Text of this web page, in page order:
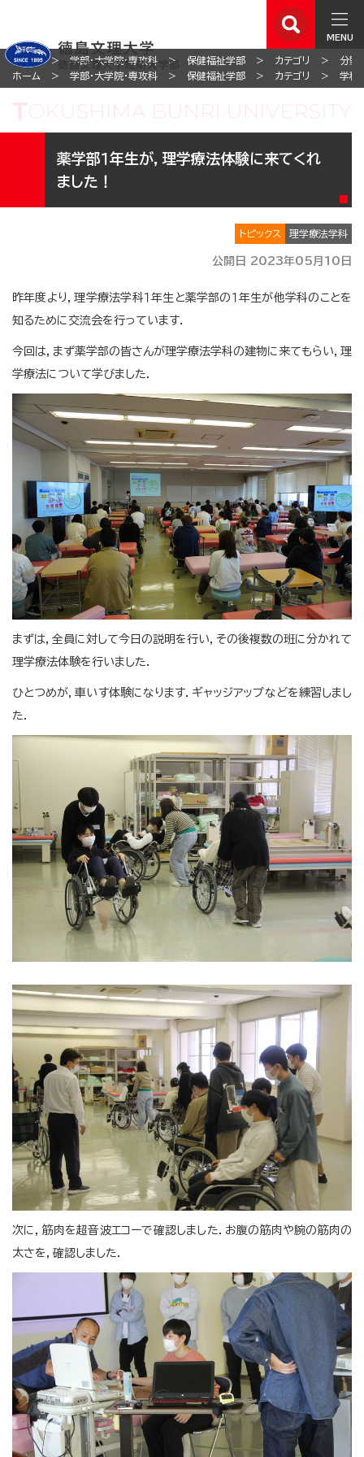
MENU
ホーム 学部・大学院・専攻科 保健福祉学部 カテゴリ
分野
ホーム
学部・大学院・専攻科 保健福祉学部 カテゴリ 学科
薬学部１年生が，理学療法体験に来てくれ
ました！
トピックス 理学療法学科
公開日 2023年05月10日
昨年度より，理学療法学科１年生と薬学部の１年生が他学科のことを
知るために交流会を行っています．
今回は，まず薬学部の皆さんが理学療法学科の建物に来てもらい，理
学療法について学びました．
まずは，全員に対して今日の説明を行い，その後複数の班に分かれて
理学療法体験を行いました．
ひとつめが，車いす体験になります．ギャッジアップなどを練習しまし
た．
次に，筋肉を超音波エコーで確認しました．お腹の筋肉や腕の筋肉の
太さを，確認しました．